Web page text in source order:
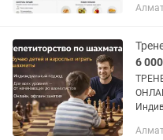
вас
6
ОНЛАЙН КМС, рейтинг